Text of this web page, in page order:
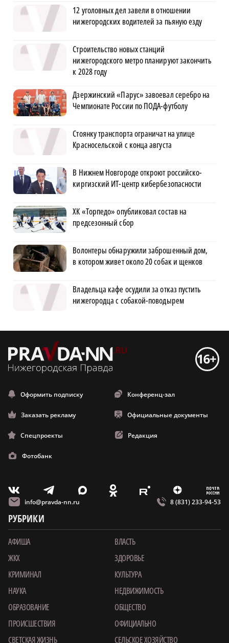
12 уголовных дел завели в отношении
нижегородских водителей за пьяную езду
Строительство новых станций
нижегородского метро планируют закончить
к 2028 году
Дзержинский «Парус» завоевал серебро на
Чемпионате России по ПОДА-футболу
Стоянку транспорта ограничат на улице
Красносельской с конца августа
В Нижнем Новгороде откроют российско-
киргизский ИТ-центр кибербезопасности
ХК «Торпедо» опубликовал состав на
предсезонный сбор
Волонтеры обнаружили заброшенный дом,
в котором живет около 20 собак и щенков
Владельца кафе осудили за отказ пустить
нижегородца с собакой-поводырем
Оформить подписку Конференц-зал
Заказать рекламу Официальные документы
Спецпроекты Редакция
Фотобанк
V T X O E Z m
info@pravda-nn.ru 8 (831) 233-94-53
РУБРИКИ
АФИША
ВЛАСТЬ
ЖКХ
ЗДОРОВЬЕ
КРИМИНАЛ
КУЛЬТУРА
НАУКА
НЕДВИЖИМОСТЬ
ОБРАЗОВАНИЕ
ОБЩЕСТВО
ПРОИСШЕСТВИЯ
ОФИЦИАЛЬНО
СВЕТСКАЯ ЖИЗНЬ
СЕЛЬСКОЕ ХОЗЯЙСТВО